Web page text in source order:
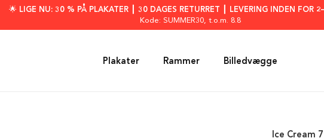
🌟 LIGE NU: 30 % PÅ PLAKATER ┃ 30 DAGES RETURRET ┃ LEVERING INDEN FOR
Kode: SUMMER30, t.o.m. 8.8
Plakater Rammer Billedvægge
Ice Cream